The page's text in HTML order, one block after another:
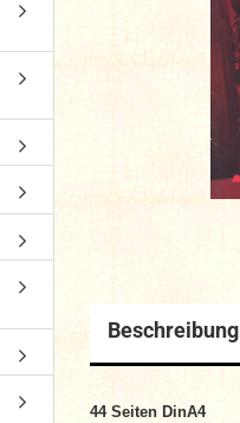
Beschreibung
44 Seiten DinA4